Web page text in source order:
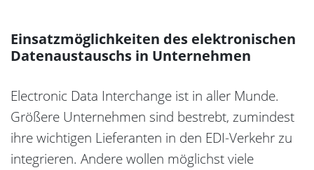
Einsatzmöglichkeiten des elektronischen
Datenaustauschs in Unternehmen
Electronic Data Interchange ist in aller Munde.
Größere Unternehmen sind bestrebt, zumindest
ihre wichtigen Lieferanten in den EDI-Verkehr zu
integrieren. Andere wollen möglichst viele